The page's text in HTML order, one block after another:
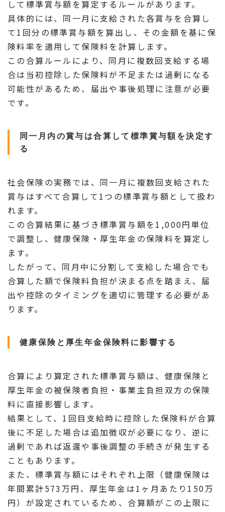
して標準賞与額を算定するルールがあります。
具体的には、同一月に支給された各賞与を合算し
て1回分の標準賞与額を算出し、その金額を基に保
険料率を適用して保険料を計算します。
この合算ルールにより、同月に複数回支給する場
合は当初控除した保険料が不足または過剰になる
可能性があるため、届出や事後処理に注意が必要
です。
同一月内の賞与は合算して標準賞与額を決定す
る
社会保険の実務では、同一月に複数回支給された
賞与はすべて合算して1つの標準賞与額として扱わ
れます。
この合算結果に基づき標準賞与額を1,000円単位
で調整し、健康保険・厚生年金の保険料を算定し
ます。
したがって、同月中に分割して支給した場合でも
合算した額で保険料負担が決まる点を踏まえ、届
出や控除のタイミングを適切に管理する必要があ
ります。
健康保険と厚生年金保険料に影響する
合算により算定された標準賞与額は、健康保険と
厚生年金の被保険者負担・事業主負担双方の保険
料に直接影響します。
結果として、1回目支給時に控除した保険料が合算
後に不足した場合は追加徴収が必要になり、逆に
過剰であれば返還や事後調整の手続きが発生する
こともあります。
また、標準賞与額にはそれぞれ上限（健康保険は
年間累計573万円、厚生年金は1ヶ月あたり150万
円）が設定されているため、合算額がこの上限に